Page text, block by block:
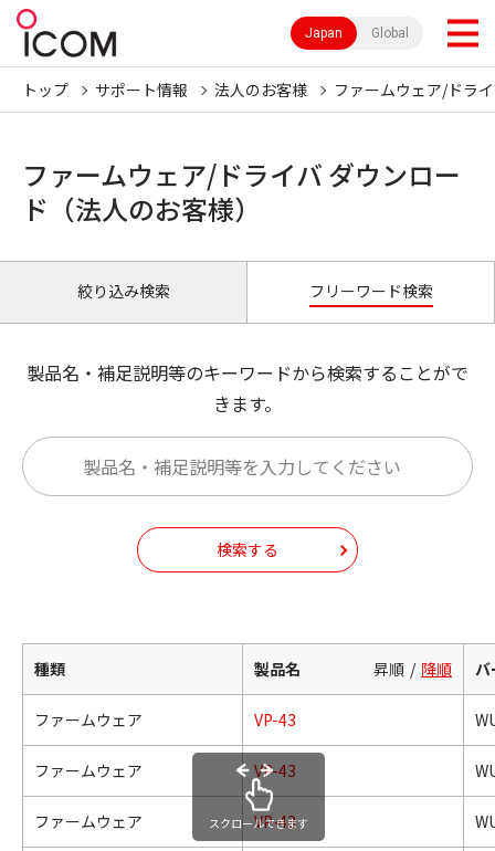
Japan Global
トップ サポート情報 法人のお客様 ファームウェア/ドラ
ファームウェア/ドライバ ダウンロー
ド（法人のお客様）
絞り込み検索 フリーワード検索
製品名・補足説明等のキーワードから検索することがで
きます。
検索する
種類 製品名 昇順 降順 バ
ファームウェア VP-43
ファームウェア VP-43
ファームウェア VP-43
スクロールできます